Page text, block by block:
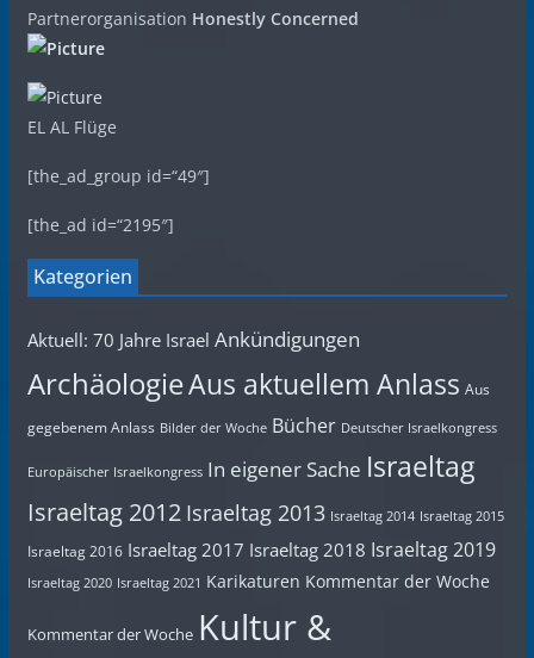
Partnerorganisation Honestly Concerned
EL AL Flüge
[the_ad_group id=“49″]
[the_ad id=“2195″]
Kategorien
Aktuell: 70 Jahre Israel Ankündigungen
ArchäologieAus aktuellem Anlass Aus
gegebenem Anlass Bilder der Woche Bücher Deutscher Israelkongress
Europäischer Israelkongress In eigener Sache Israeltag
Israeltag 2012 Israeltag 2013 Israeltag 2014 Israeltag 2015
Israeltag 2016 Israeltag 2017 Israeltag 2018 Israeltag 2019
Israeltag 2020 Israeltag 2021 Karikaturen Kommentar der Woche
Kommentar der Woche Kultur &